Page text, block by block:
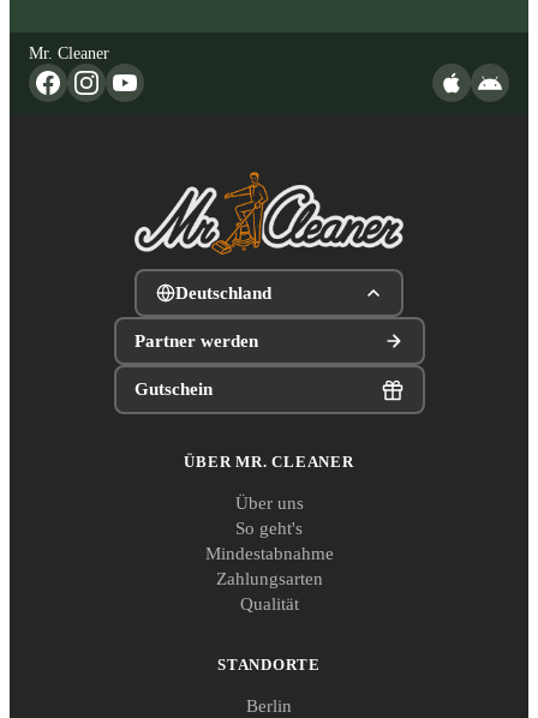
Mr. Cleaner
Deutschland
Partner werden
Gutschein
ÜBER MR. CLEANER
Über uns
So geht's
Mindestabnahme
Zahlungsarten
Qualität
STANDORTE
Berlin